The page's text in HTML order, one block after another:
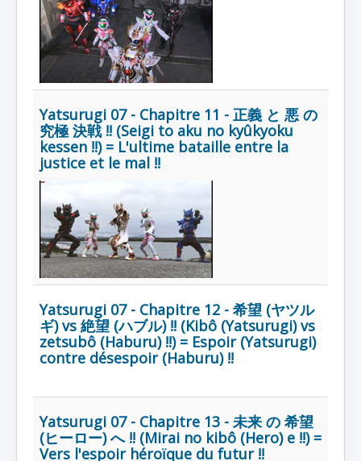
Yatsurugi 07 - Chapitre 11 - 正義 と 悪 の
究極 決戦 !! (Seigi to aku no kyûkyoku
kessen !!) = L'ultime bataille entre la
justice et le mal !!
Yatsurugi 07 - Chapitre 12 - 希望 (ヤツル
ギ) vs 絶望 (ハブル) !! (Kibô (Yatsurugi) vs
zetsubô (Haburu) !!) = Espoir (Yatsurugi)
contre désespoir (Haburu) !!
Yatsurugi 07 - Chapitre 13 - 未来 の 希望
(ヒーロー) へ !! (Mirai no kibô (Hero) e !!) =
Vers l'espoir héroïque du futur !!